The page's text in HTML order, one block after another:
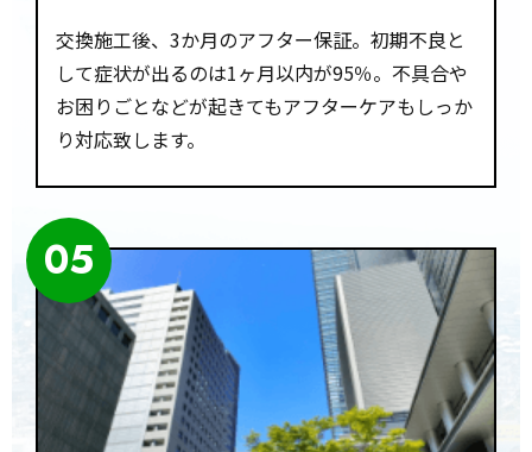
交換施工後、3か月のアフター保証。初期不良と
して症状が出るのは1ヶ月以内が95％。不具合や
お困りごとなどが起きてもアフターケアもしっか
り対応致します。
05